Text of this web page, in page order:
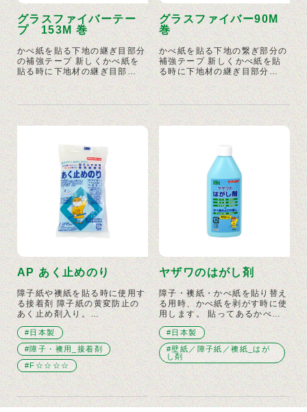
グラスファイバーテー
プ 153M 巻
かべ紙を貼る下地の継ぎ目部分
の補強テープ 新しくかべ紙を
貼る時に下地材の継ぎ目部…
グラスファイバー90M
巻
かべ紙を貼る下地の繋ぎ部分の
補強テープ 新しくかべ紙を貼
る時に下地材の継ぎ目部分…
AP あく止めのり
障子紙や襖紙を貼る時に使用す
る接着剤 障子紙の黄変防止の
あく止め剤入り。…
#日本製
#障子・襖用_接着剤
#F☆☆☆☆
ヤザワのはがし剤
障子・襖紙・かべ紙を貼り替え
る用時、かべ紙を剥がす時に使
用します。 貼ってあるかべ…
#日本製
#壁紙／障子紙／襖紙_はが
し剤